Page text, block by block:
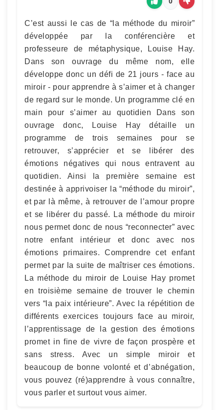
C’est aussi le cas de “la méthode du miroir”
développée par la conférencière et
professeure de métaphysique, Louise Hay.
Dans son ouvrage du même nom, elle
développe donc un défi de 21 jours - face au
miroir - pour apprendre à s’aimer et à changer
de regard sur le monde. Un programme clé en
main pour s’aimer au quotidien Dans son
ouvrage donc, Louise Hay détaille un
programme de trois semaines pour se
retrouver, s’apprécier et se libérer des
émotions négatives qui nous entravent au
quotidien. Ainsi la première semaine est
destinée à apprivoiser la “méthode du miroir”,
et par là même, à retrouver de l’amour propre
et se libérer du passé. La méthode du miroir
nous permet donc de nous “reconnecter” avec
notre enfant intérieur et donc avec nos
émotions primaires. Comprendre cet enfant
permet par la suite de maîtriser ces émotions.
La méthode du miroir de Louise Hay promet
en troisième semaine de trouver le chemin
vers “la paix intérieure”. Avec la répétition de
différents exercices toujours face au miroir,
l’apprentissage de la gestion des émotions
promet in fine de vivre de façon prospère et
sans stress. Avec un simple miroir et
beaucoup de bonne volonté et d’abnégation,
vous pouvez (ré)apprendre à vous connaître,
vous parler et surtout vous aimer.